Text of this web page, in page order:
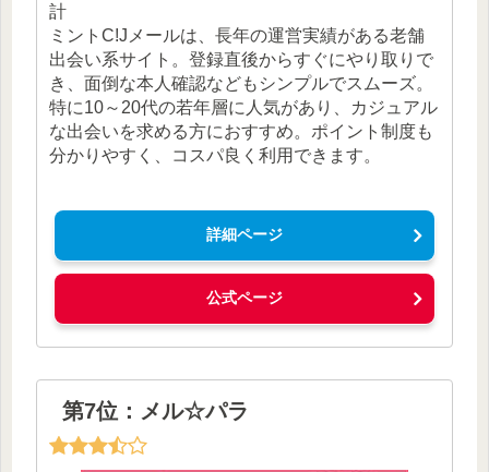
計
ミントC!Jメールは、長年の運営実績がある老舗
出会い系サイト。登録直後からすぐにやり取りで
き、面倒な本人確認などもシンプルでスムーズ。
特に10～20代の若年層に人気があり、カジュアル
な出会いを求める方におすすめ。ポイント制度も
分かりやすく、コスパ良く利用できます。
詳細ページ
公式ページ
第7位：メル☆パラ